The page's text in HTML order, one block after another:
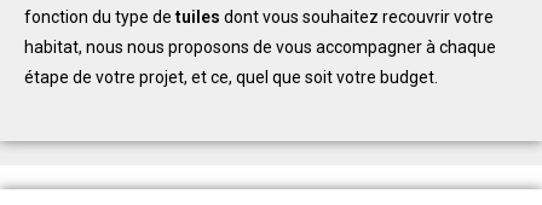
fonction du type detuiles dont vous souhaitez recouvrir votre
habitat, nous nous proposons de vous accompagner à chaque
étape de votre projet, et ce, quel que soit votre budget.